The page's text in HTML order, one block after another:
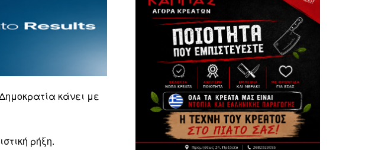
κάνει με
ρήξη.